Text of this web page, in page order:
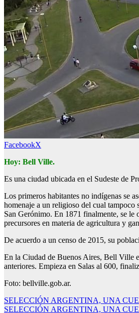
FacebookX
Hoy: Bell Ville.
Es una ciudad ubicada en el Sudeste de
Los primeros habitantes no indígenas se
homenaje a un religioso del cual
San Gerónimo. En 1871 finalmente, se
precursores en materia de agricultura y
De acuerdo a un censo de 2015, su
En la Ciudad de Buenos Aires, Bell Ville
anteriores. Empieza en Salas al 600,
Foto: bellville.gob.ar.
Navegación
SELECCIÓN ARGENTINA, UNA
SELECCIÓN ARGENTINA, UNA